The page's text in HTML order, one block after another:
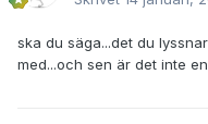
ska du säga...det du
med...och sen är det inte